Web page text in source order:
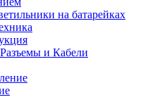
на батарейках
и Кабели